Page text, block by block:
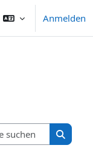
Anmelden
Kurse
Kurse